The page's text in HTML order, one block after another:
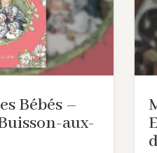
Bébés –
aux-